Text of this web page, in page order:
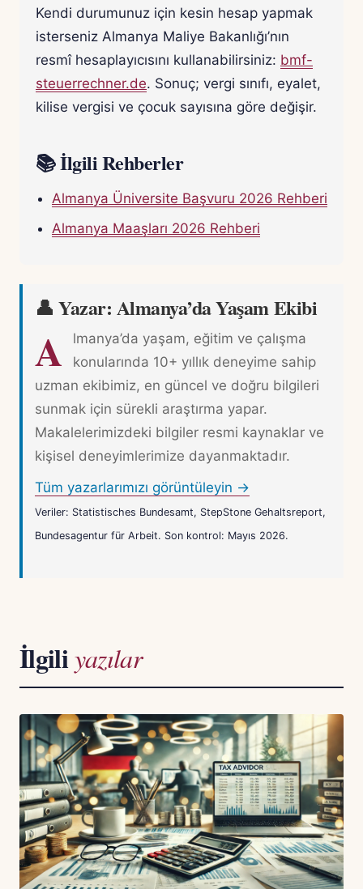
Kendi durumunuz için kesin hesap yapmak
isterseniz Almanya Maliye Bakanlığı’nın
resmî hesaplayıcısını kullanabilirsiniz: bmf-
steuerrechner.de. Sonuç; vergi sınıfı, eyalet,
kilise vergisi ve çocuk sayısına göre değişir.
📚 İlgili Rehberler
Almanya Üniversite Başvuru 2026 Rehberi
Almanya Maaşları 2026 Rehberi
👤 Yazar: Almanya’da Yaşam Ekibi
A
lmanya’da yaşam, eğitim ve çalışma
konularında 10+ yıllık deneyime sahip
uzman ekibimiz, en güncel ve doğru bilgileri
sunmak için sürekli araştırma yapar.
Makalelerimizdeki bilgiler resmi kaynaklar ve
kişisel deneyimlerimize dayanmaktadır.
Tüm yazarlarımızı görüntüleyin →
Veriler: Statistisches Bundesamt, StepStone Gehaltsreport,
Bundesagentur für Arbeit. Son kontrol: Mayıs 2026.
İlgiliyazılar